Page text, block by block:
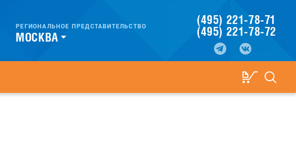
РЕГИОНАЛЬНОЕ ПРЕДСТАВИТЕЛЬСТВО
МОСКВА
(495) 221-78-71
(495) 221-78-72